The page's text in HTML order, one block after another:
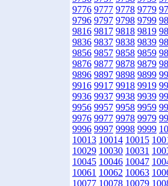
9776 9777 9778 9779
9796 9797 9798 9799
9816 9817 9818 9819
9836 9837 9838 9839
9856 9857 9858 9859
9876 9877 9878 9879
9896 9897 9898 9899
9916 9917 9918 9919
9936 9937 9938 9939
9956 9957 9958 9959
9976 9977 9978 9979
9996 9997 9998 9999
10013 10014 10015
10029 10030 10031
10045 10046 10047
10061 10062 10063
10077 10078 10079